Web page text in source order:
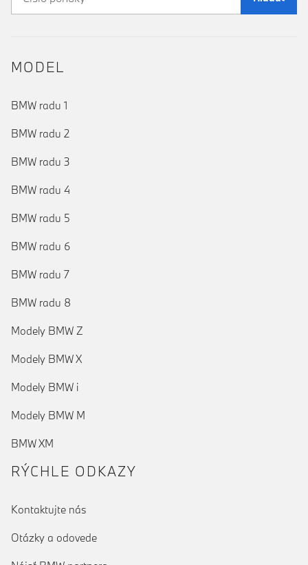
MODEL
BMW radu 1
BMW radu 2
BMW radu 3
BMW radu 4
BMW radu 5
BMW radu 6
BMW radu 7
BMW radu 8
Modely BMW Z
Modely BMW X
Modely BMW i
Modely BMW M
BMW XM
RÝCHLE ODKAZY
Kontaktujte nás
Otázky a odovede